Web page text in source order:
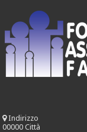
Indirizzo
00000 Città